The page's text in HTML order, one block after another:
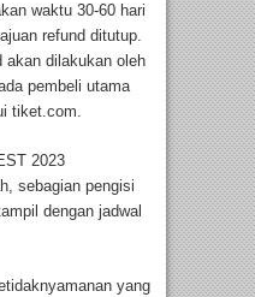
waktu 30-60 hari
refund ditutup.
akan dilakukan oleh
pembeli utama
tiket.com.
2023
sebagian pengisi
dengan jadwal
yang